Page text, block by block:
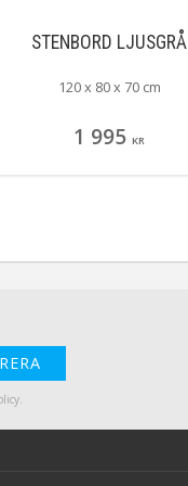
STENBORD LJUSGRÅ
120 x 80 x 70 cm
1 995 KR
.